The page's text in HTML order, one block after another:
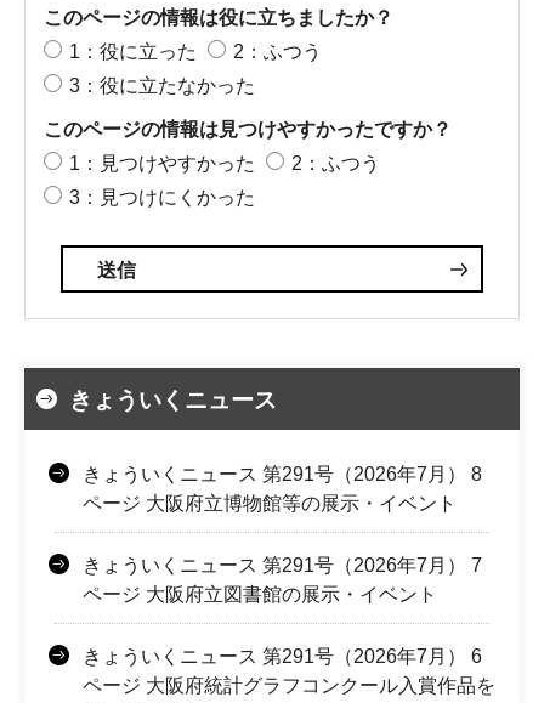
このページの情報は役に立ちましたか？
1：役に立った
2：ふつう
3：役に立たなかった
このページの情報は見つけやすかったですか？
1：見つけやすかった
2：ふつう
3：見つけにくかった
きょういくニュース
きょういくニュース 第291号（2026年7月） 8
ページ 大阪府立博物館等の展示・イベント
きょういくニュース 第291号（2026年7月） 7
ページ 大阪府立図書館の展示・イベント
きょういくニュース 第291号（2026年7月） 6
ページ 大阪府統計グラフコンクール入賞作品を